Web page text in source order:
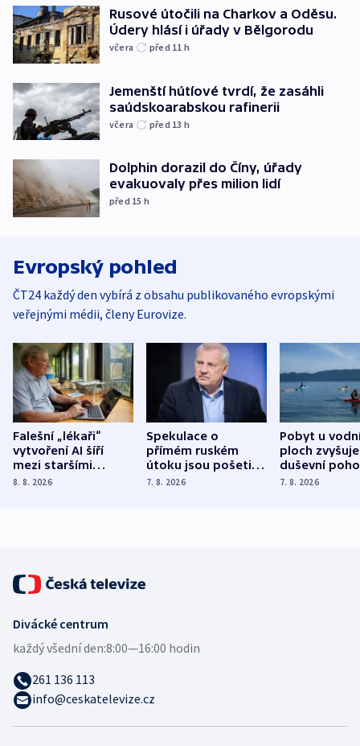
Rusové útočili na Charkov a Oděsu.
Údery hlásí i úřady v Bělgorodu
včera před 11 h
Jemenští hútíové tvrdí, že zasáhli
saúdskoarabskou rafinerii
včera před 13 h
Dolphin dorazil do Číny, úřady
evakuovaly přes milion lidí
před 15 h
Evropský pohled
ČT24 každý den vybírá z obsahu publikovaného evropskými
veřejnými médii, členy Eurovize.
Falešní „lékaři“
vytvoření AI šíří
mezi staršími
Poláky nebezpečné
8. 8. 2026
Spekulace o
přímém ruském
útoku jsou pošetilé,
míní estonský
7. 8. 2026
Pobyt u
ploch zvyšuje
duševní
ukázala
7. 8. 2026
Divácké centrum
každý všední den:8:00—16:00 hodin
261 136 113
info@ceskatelevize.cz